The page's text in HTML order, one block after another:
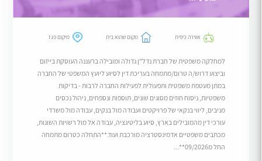
אווירה כיפית מקום שהוא בית מיקום פגז
למחלקה משפטית של חברת נדל"ן גדולה ומובילה ברעננה העוסקת בייזום
וביצוע דרוש/ה טרום/מתמחה בעריכת דין לסיוע ליועץ המשפטי של החברה
במתן מעטפת משפטית ותפעולית לפעילות החברה לרבות - בדיקות
משפטיות, ניסוח חוזים מסוגים שונים, תוספות ונספחים, ניהול נכסים
מניבים, ליווי בנקאי של פרויקטים ועבודה מול בנקים, עבודה מול משרדי
עורכי דין מהמובילים בארץ, סיוע בליטיגציה, עבודה אל מול רשויות השונות,
מכתבים משפטיים אדמינסטרציה מורכבת ועוד.**התחלה כטרום מתמחה
החל מ09/2026**...